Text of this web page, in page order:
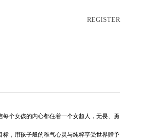
REGISTER
每个女孩的内心都住着一个女超人，无畏、勇
标，用孩子般的稚气心灵与纯粹享受世界赠予